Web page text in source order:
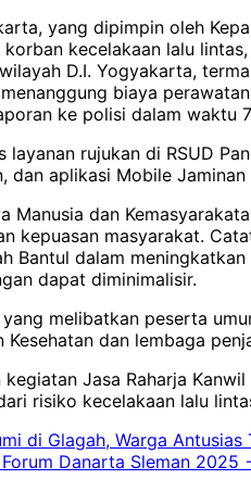
yang dipimpin oleh
kecelakaan lalu
D.I. Yogyakarta,
biaya
ke polisi dalam waktu
rujukan di RSUD
aplikasi Mobile Jaminan
Manusia dan
kepuasan masyarakat.
Bantul dalam
dapat diminimalisir.
melibatkan peserta
dan lembaga
Jasa Raharja
risiko kecelakaan lalu
di Glagah, Warga
Danarta Sleman 2025